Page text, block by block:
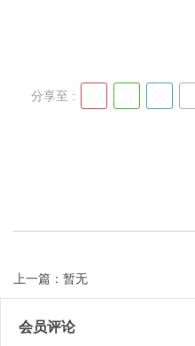
分享至 :
上一篇：暂无
会员评论